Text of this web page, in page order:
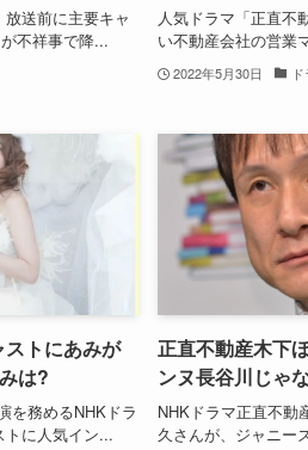
送前に主要キャ
不祥事で降...
人気ドラマ「正直不
い不動産会社の営業
2022年5月30日
ストにあみが
は?
を務めるNHKドラ
トに人気イン...
正直不動産木下
ンヌ長谷川じゃ
NHKドラマ正直不動
久さんが、ジャニー